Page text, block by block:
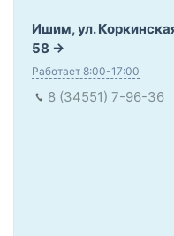
Ишим, ул.
58
Работает 8:00-17:00
8 (34551) 7-96-36